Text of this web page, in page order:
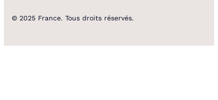
© 2025 France. Tous droits réservés.